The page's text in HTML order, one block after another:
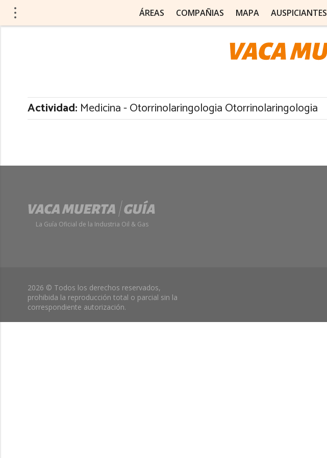
ÁREAS COMPAÑIAS MAPA AUSPICIANTES
Actividad: Medicina - Otorrinolaringologia Otorrinolaringologia
La Guía Oficial de la Industria Oil & Gas
2026 © Todos los derechos reservados,
prohibida la reproducción total o parcial sin la
correspondiente autorización.